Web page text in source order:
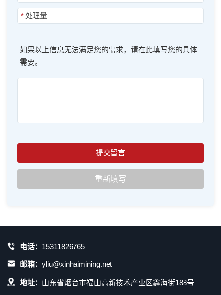
*
如果以上信息无法满足您的需求，请在此填写您的具体
需要。
电话： 15311826765
邮箱： yliu@xinhaimining.net
地址： 山东省烟台市福山高新技术产业区鑫海街188号